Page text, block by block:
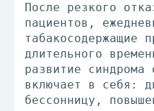
После резкого
пациентов,
табакосодержащие
длительного
развитие синдрома
включает в себя:
бессонницу,